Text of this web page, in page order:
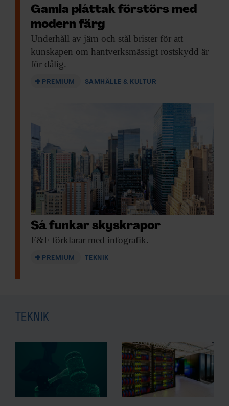
Gamla plåttak förstörs med
modern färg
Underhåll av järn och stål brister för att
kunskapen om hantverksmässigt rostskydd är
för dålig.
PREMIUM SAMHÄLLE & KULTUR
Så funkar skyskrapor
F&F förklarar med infografik.
PREMIUM TEKNIK
TEKNIK